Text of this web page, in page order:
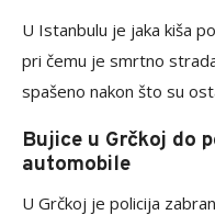
U Istanbulu je jaka kiša
pri čemu je smrtno
spašeno nakon što su
Bujice u Grčkoj do
automobile
U Grčkoj je policija